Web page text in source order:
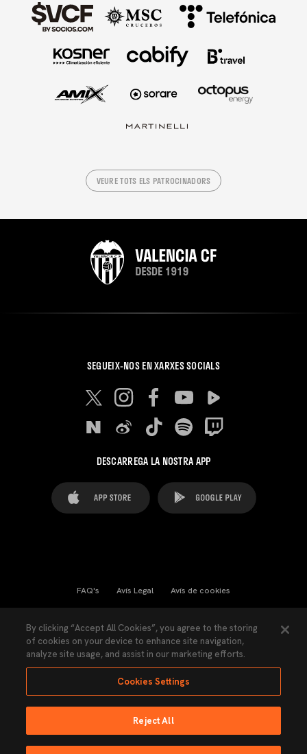
VEURE TOTS ELS PATROCINADORS
SEGUEIX-NOS EN XARXES SOCIALS
DESCARREGA LA NOSTRA APP
FAQ's Avís Legal Avís de cookies
Llei de Transparència Política de Privacitat
Accessibilitat
Ninguna parte de esta página puede ser reproducida sin el permiso del Valencia
By clicking “Accept All Cookies”, you agree to the storing
of cookies on your device to enhance site navigation,
analyze site usage, and assist in our marketing efforts.
Cookies Settings
Reject All